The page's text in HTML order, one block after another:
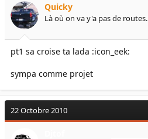
Quicky
Là où on va y'a pas de routes.
pt1 sa croise ta lada :icon_eek:
sympa comme projet
22 Octobre 2010